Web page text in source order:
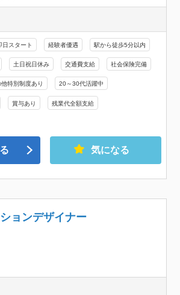
日スタート 経験者優遇 駅から徒歩5分以内
土日祝日休み 交通費支給 社会保険完備
他特別制度あり 20～30代活躍中
賞与あり 残業代全額支給
気になる
ョンデザイナー